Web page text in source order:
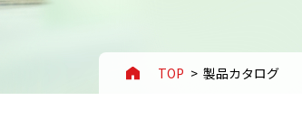
TOP 製品カタログ